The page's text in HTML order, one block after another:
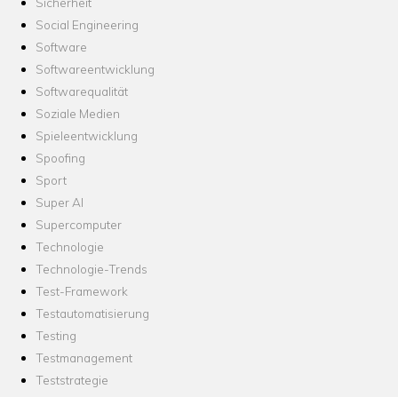
Social Engineering
Software
Softwareentwicklung
Softwarequalität
Soziale Medien
Spieleentwicklung
Spoofing
Sport
Super AI
Supercomputer
Technologie
Technologie-Trends
Test-Framework
Testautomatisierung
Testing
Testmanagement
Teststrategie